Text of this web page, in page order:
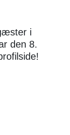
i
den 8.